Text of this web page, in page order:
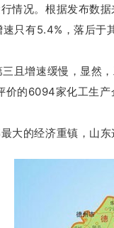
情况。 根据发布数
只有5.4%，落后于
且增速缓慢，显然
价的6094家化工生
大的经济重镇，山